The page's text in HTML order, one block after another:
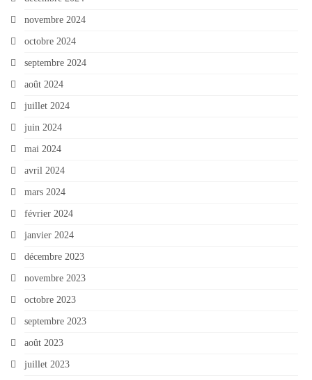
novembre 2024
octobre 2024
septembre 2024
août 2024
juillet 2024
juin 2024
mai 2024
avril 2024
mars 2024
février 2024
janvier 2024
décembre 2023
novembre 2023
octobre 2023
septembre 2023
août 2023
juillet 2023